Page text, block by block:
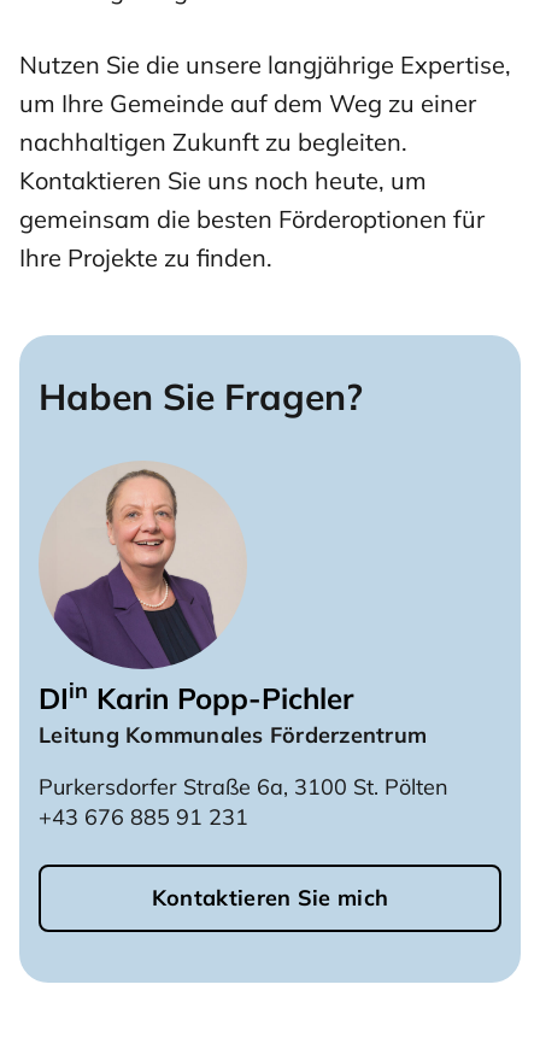
Nutzen Sie die unsere langjährige Expertise,
um Ihre Gemeinde auf dem Weg zu einer
nachhaltigen Zukunft zu begleiten.
Kontaktieren Sie uns noch heute, um
gemeinsam die besten Förderoptionen für
Ihre Projekte zu finden.
Haben Sie Fragen?
DIin Karin Popp-Pichler
Leitung Kommunales Förderzentrum
Purkersdorfer Straße 6a, 3100 St. Pölten
+43 676 885 91 231
Kontaktieren Sie mich